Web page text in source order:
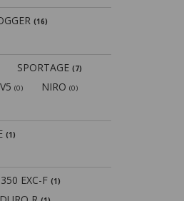
(16)
SPORTAGE(7)
(0) NIRO(0)
(1)
350 EXC-F(1)